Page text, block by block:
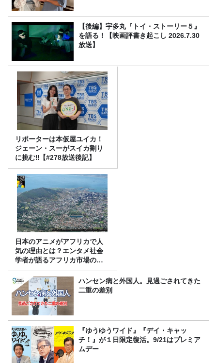
【後編】宇多丸『トイ・ストーリー５』
を語る！【映画評書き起こし 2026.7.30
放送】
リポーターは本仮屋ユイカ！
ジェーン・スーがスイカ割り
に挑む‼【#278放送後記】
日本のアニメがアフリカで人
気の理由とは？エンタメ社会
学者が語るアフリカ市場のリ
アル
ハンセン病と外国人。見過ごされてきた
二重の差別
『ゆうゆうワイド』『デイ・キャッ
チ！』が１日限定復活。9/21はプレミア
ムデー